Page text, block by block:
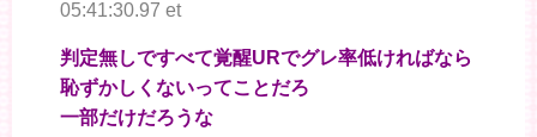
05:41:30.97 et
判定無しですべて覚醒URでグレ率低ければなら
恥ずかしくないってことだろ
一部だけだろうな